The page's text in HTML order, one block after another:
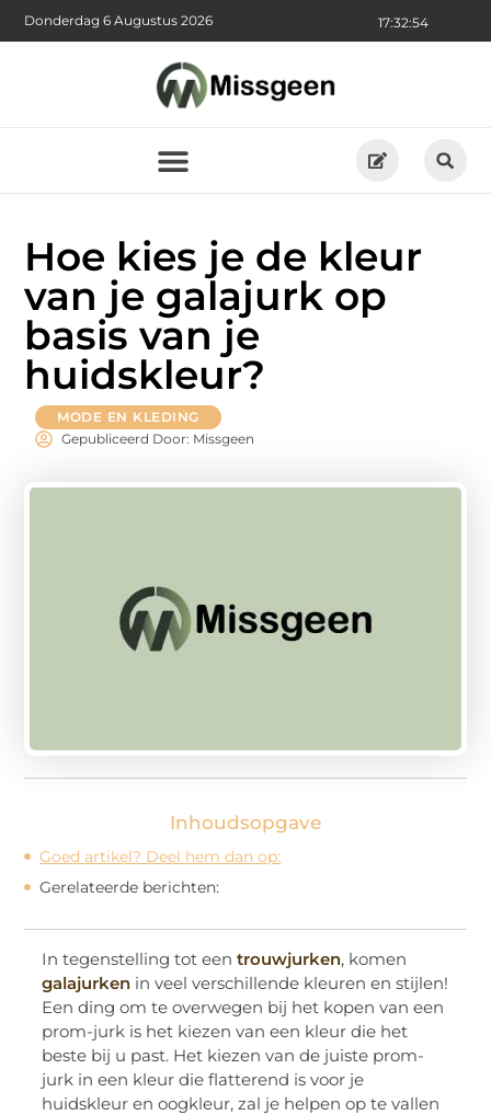
17:32:55
Donderdag 6 Augustus 2026
Hoe kies je de kleur
van je galajurk op
basis van je
huidskleur?
MODE EN KLEDING
Gepubliceerd Door: Missgeen
Inhoudsopgave
Goed artikel? Deel hem dan op:
Gerelateerde berichten:
In tegenstelling tot eentrouwjurken, komen
galajurken in veel verschillende kleuren en stijlen!
Een ding om te overwegen bij het kopen van een
prom-jurk is het kiezen van een kleur die het
beste bij u past. Het kiezen van de juiste prom-
jurk in een kleur die flatterend is voor je
huidskleur en oogkleur, zal je helpen op te vallen